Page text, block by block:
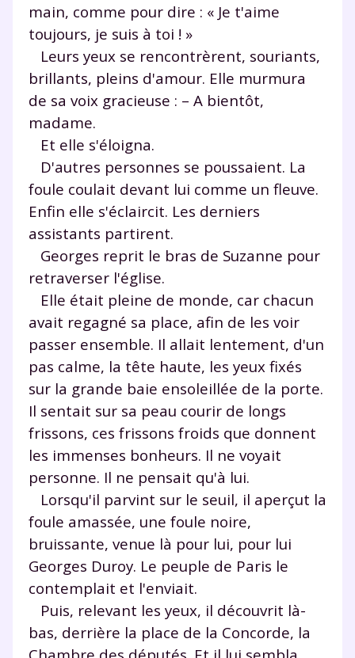
main, comme pour dire : « Je t'aime
toujours, je suis à toi ! »
Leurs yeux se rencontrèrent, souriants,
brillants, pleins d'amour. Elle murmura
de sa voix gracieuse : – A bientôt,
madame.
Et elle s'éloigna.
D'autres personnes se poussaient. La
foule coulait devant lui comme un fleuve.
Enfin elle s'éclaircit. Les derniers
assistants partirent.
Georges reprit le bras de Suzanne pour
retraverser l'église.
Elle était pleine de monde, car chacun
avait regagné sa place, afin de les voir
passer ensemble. Il allait lentement, d'un
pas calme, la tête haute, les yeux fixés
sur la grande baie ensoleillée de la porte.
Il sentait sur sa peau courir de longs
frissons, ces frissons froids que donnent
les immenses bonheurs. Il ne voyait
personne. Il ne pensait qu'à lui.
Lorsqu'il parvint sur le seuil, il aperçut la
foule amassée, une foule noire,
bruissante, venue là pour lui, pour lui
Georges Duroy. Le peuple de Paris le
contemplait et l'enviait.
Puis, relevant les yeux, il découvrit là-
bas, derrière la place de la Concorde, la